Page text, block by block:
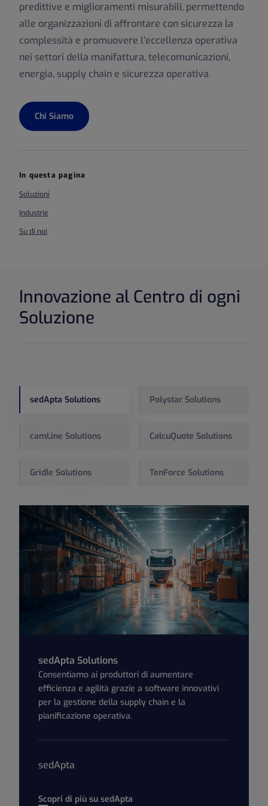
predittive e miglioramenti misurabili, permettendo
alle organizzazioni di affrontare con sicurezza la
complessità e promuovere l’eccellenza operativa
nei settori della manifattura, telecomunicazioni,
energia, supply chain e sicurezza operativa.
Chi Siamo
In questa pagina
Soluzioni
Industrie
Su di noi
Innovazione al Centro di ogni
Soluzione
sedApta Solutions Polystar Solutions
camLine Solutions CalcuQuote Solutions
Gridle Solutions TenForce Solutions
sedApta Solutions
Consentiamo ai produttori di aumentare
efficienza e agilità grazie a software innovativi
per la gestione della supply chain e la
pianificazione operativa.
sedApta
Scopri di più su sedApta